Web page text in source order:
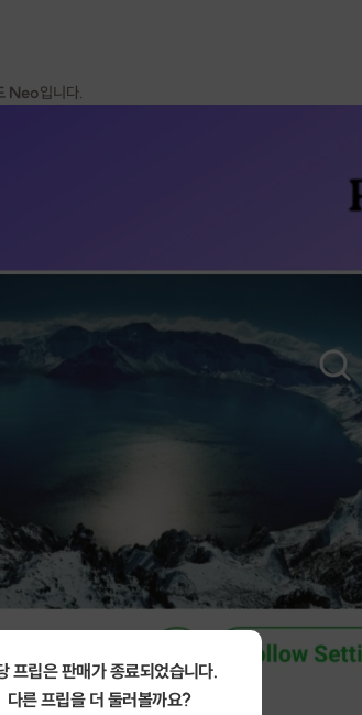
Neo입니다.
프립은 판매가 종료되었습니다.
다른 프립을 더 둘러볼까요?